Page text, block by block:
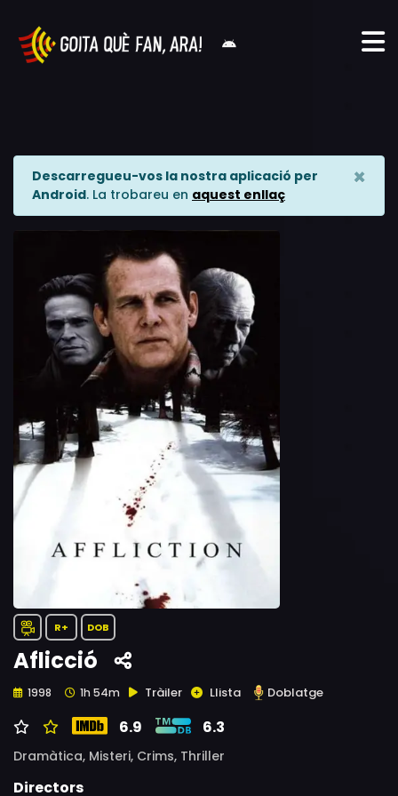
Descarregueu-vos la nostra aplicació per
Android. La trobareu en aquest enllaç
×
R+ DOB
Aflicció
1998 1h 54m Tràiler Llista Doblatge
6.9 6.3
Dramàtica, Misteri, Crims, Thriller
Directors